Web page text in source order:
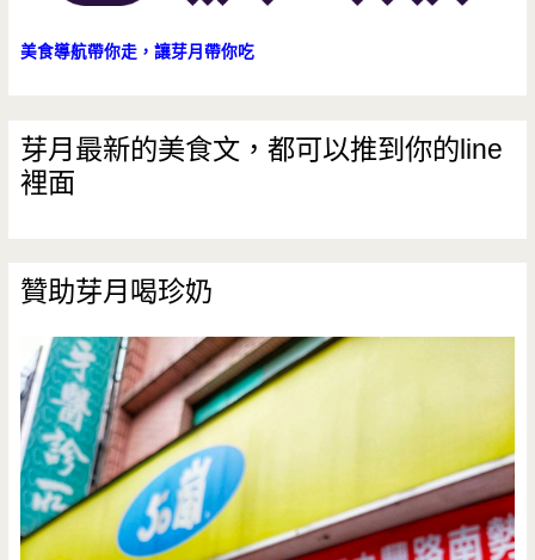
美食導航帶你走，讓芽月帶你吃
芽月最新的美食文，都可以推到你的line
裡面
贊助芽月喝珍奶